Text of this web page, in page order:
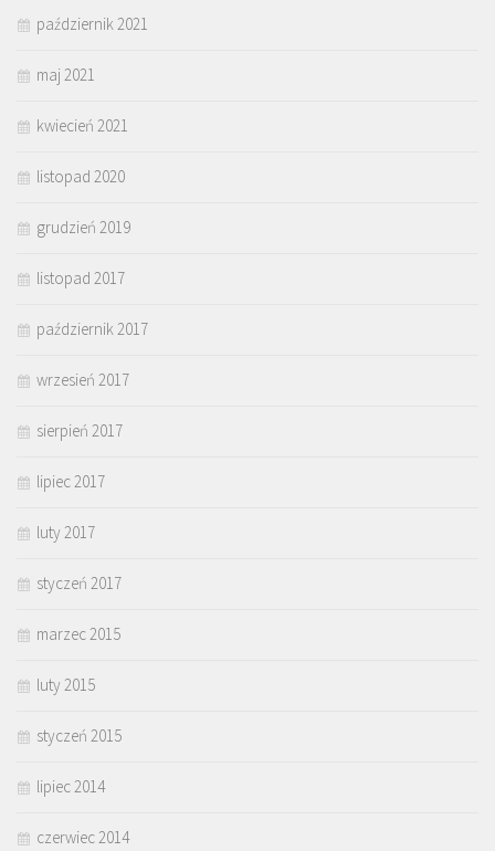
październik 2021
maj 2021
kwiecień 2021
listopad 2020
grudzień 2019
listopad 2017
październik 2017
wrzesień 2017
sierpień 2017
lipiec 2017
luty 2017
styczeń 2017
marzec 2015
luty 2015
styczeń 2015
lipiec 2014
czerwiec 2014